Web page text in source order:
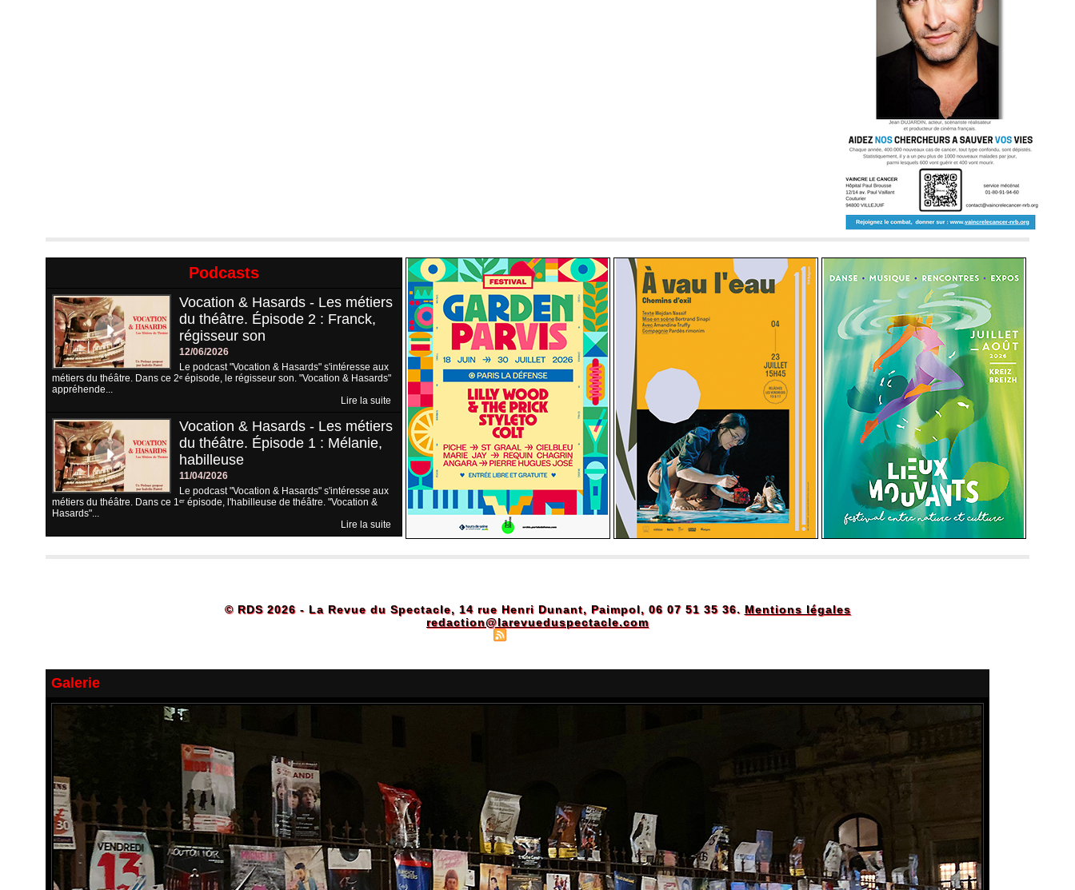
Podcasts
Vocation & Hasards - Les métiers
du théâtre. Épisode 2 : Franck,
régisseur son
12/06/2026
Le podcast "Vocation & Hasards" s'intéresse aux
métiers du théâtre. Dans ce 2ᵉ épisode, le régisseur son. "Vocation & Hasards"
appréhende...
Lire la suite
Vocation & Hasards - Les métiers
du théâtre. Épisode 1 : Mélanie,
habilleuse
11/04/2026
Le podcast "Vocation & Hasards" s'intéresse aux
métiers du théâtre. Dans ce 1ᵉʳ épisode, l'habilleuse de théâtre. "Vocation &
Hasards"...
Lire la suite
© RDS 2026 - La Revue du Spectacle, 14 rue Henri Dunant, Paimpol, 06 07 51 35 36. Mentions légales
redaction@larevueduspectacle.com
Galerie